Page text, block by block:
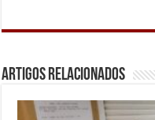
c
b
o
i
t
e
a
l
a
s
A
Artigos Relacionados